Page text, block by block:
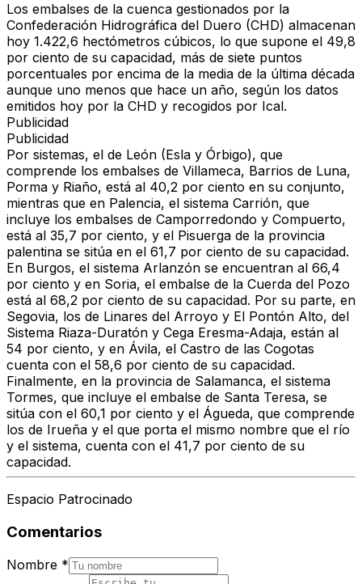
Los embalses de la cuenca gestionados por la
Confederación Hidrográfica del Duero (CHD) almacenan
hoy 1.422,6 hectómetros cúbicos, lo que supone el 49,8
por ciento de su capacidad, más de siete puntos
porcentuales por encima de la media de la última década
aunque uno menos que hace un año, según los datos
emitidos hoy por la CHD y recogidos por Ical.
Publicidad
Publicidad
Por sistemas, el de León (Esla y Órbigo), que
comprende los embalses de Villameca, Barrios de Luna,
Porma y Riaño, está al 40,2 por ciento en su conjunto,
mientras que en Palencia, el sistema Carrión, que
incluye los embalses de Camporredondo y Compuerto,
está al 35,7 por ciento, y el Pisuerga de la provincia
palentina se sitúa en el 61,7 por ciento de su capacidad.
En Burgos, el sistema Arlanzón se encuentran al 66,4
por ciento y en Soria, el embalse de la Cuerda del Pozo
está al 68,2 por ciento de su capacidad. Por su parte, en
Segovia, los de Linares del Arroyo y El Pontón Alto, del
Sistema Riaza-Duratón y Cega Eresma-Adaja, están al
54 por ciento, y en Ávila, el Castro de las Cogotas
cuenta con el 58,6 por ciento de su capacidad.
Finalmente, en la provincia de Salamanca, el sistema
Tormes, que incluye el embalse de Santa Teresa, se
sitúa con el 60,1 por ciento y el Águeda, que comprende
los de Irueña y el que porta el mismo nombre que el río
y el sistema, cuenta con el 41,7 por ciento de su
capacidad.
Espacio Patrocinado
Comentarios
Nombre *